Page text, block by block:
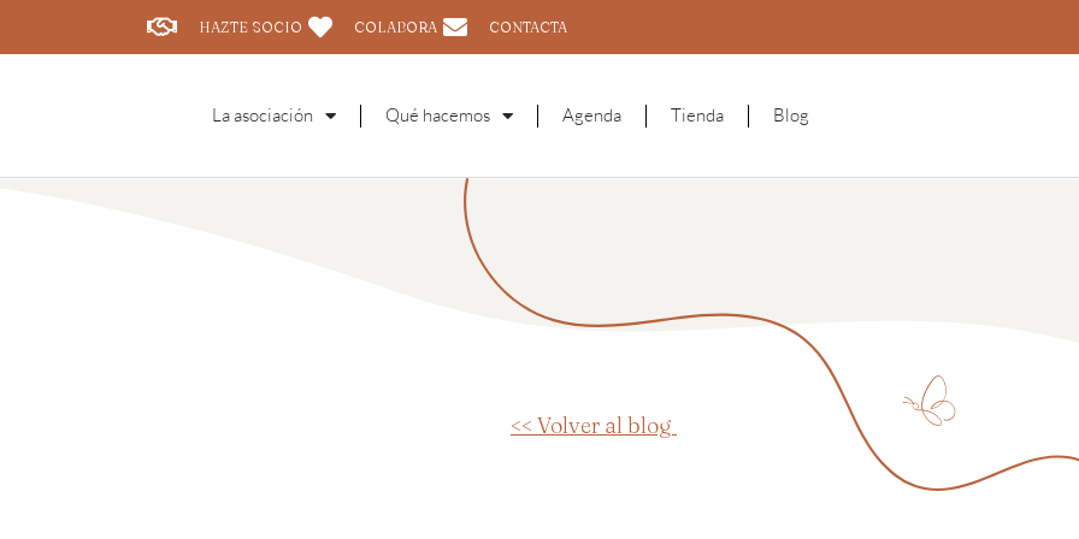
HAZTE SOCIO COLABORA CONTACTA
La asociación Qué hacemos Agenda Tienda Blog
<< Volver al blog